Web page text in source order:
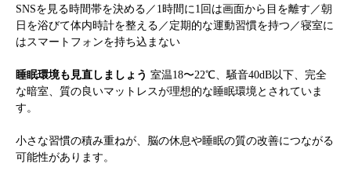
SNSを見る時間帯を決める／1時間に1回は画面から目を離す／朝
日を浴びて体内時計を整える／定期的な運動習慣を持つ／寝室に
はスマートフォンを持ち込まない
睡眠環境も見直しましょう 室温18〜22℃、騒音40dB以下、完全
な暗室、質の良いマットレスが理想的な睡眠環境とされていま
す。
小さな習慣の積み重ねが、脳の休息や睡眠の質の改善につながる
可能性があります。